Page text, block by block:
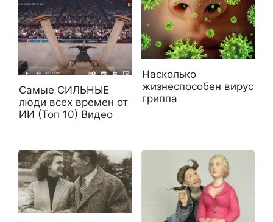
Самые СИЛЬНЫЕ
люди всех времен от
ИИ (Топ 10) Видео
Насколько
жизнеспособен вирус
гриппа